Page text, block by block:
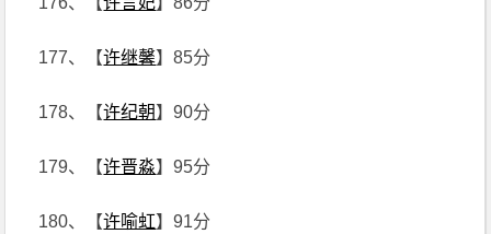
177、【许继馨】85分
178、【许纪朝】90分
179、【许晋淼】95分
180、【许喻虹】91分